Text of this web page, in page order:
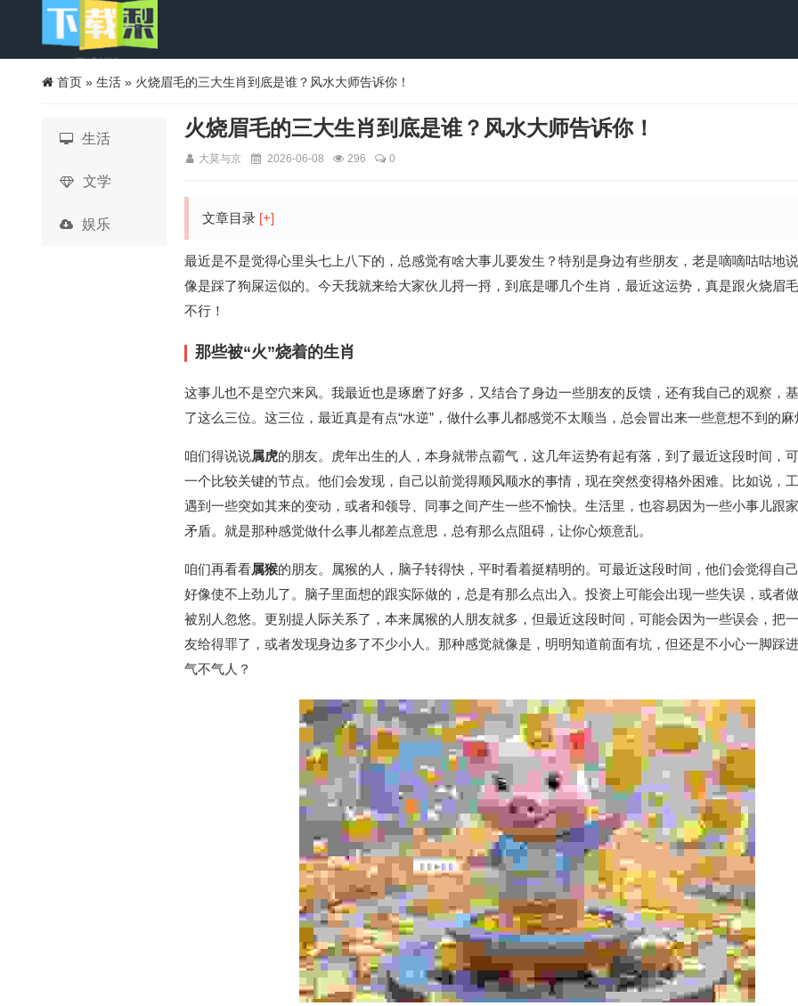
首页 » 生活 » 火烧眉毛的三大生肖到底是谁？风水大师告诉你！
生活
文学
娱乐
火烧眉毛的三大生肖到底是谁？风水大师告诉你！
大莫与京 2026-06-08 296 0
文章目录 [+]
最近是不是觉得心里头七上八下的，总感觉有啥大事儿要发生？特别是身边有些朋友，老是嘀嘀咕咕地
像是踩了狗屎运似的。今天我就来给大家伙儿捋一捋，到底是哪几个生肖，最近这运势，真是跟火烧眉
不行！
那些被“火”烧着的生肖
这事儿也不是空穴来风。我最近也是琢磨了好多，又结合了身边一些朋友的反馈，还有我自己的观察，
了这么三位。这三位，最近真是有点“水逆”，做什么事儿都感觉不太顺当，总会冒出来一些意想不到的麻
咱们得说说属虎的朋友。虎年出生的人，本身就带点霸气，这几年运势有起有落，到了最近这段时间，
一个比较关键的节点。他们会发现，自己以前觉得顺风顺水的事情，现在突然变得格外困难。比如说，
遇到一些突如其来的变动，或者和领导、同事之间产生一些不愉快。生活里，也容易因为一些小事儿跟
矛盾。就是那种感觉做什么事儿都差点意思，总有那么点阻碍，让你心烦意乱。
咱们再看看属猴的朋友。属猴的人，脑子转得快，平时看着挺精明的。可最近这段时间，他们会觉得自
好像使不上劲儿了。脑子里面想的跟实际做的，总是有那么点出入。投资上可能会出现一些失误，或者
被别人忽悠。更别提人际关系了，本来属猴的人朋友就多，但最近这段时间，可能会因为一些误会，把
友给得罪了，或者发现身边多了不少小人。那种感觉就像是，明明知道前面有坑，但还是不小心一脚踩
气不气人？